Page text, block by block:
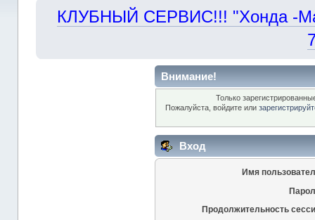
КЛУБНЫЙ СЕРВИС!!! "Хонда -
Внимание!
Только
Пожалуйста, войдите или
Вход
Имя
Продолжительность